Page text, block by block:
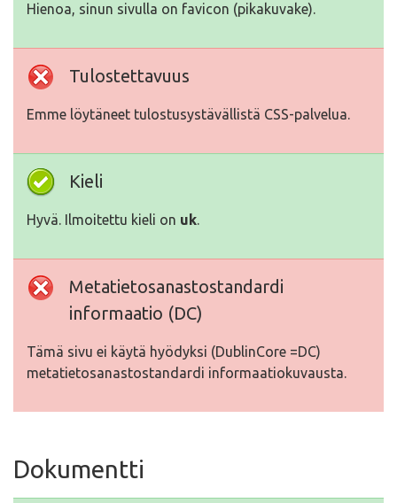
Hienoa, sinun sivulla on favicon (pikakuvake).
Tulostettavuus
Emme löytäneet tulostusystävällistä CSS-palvelua.
Kieli
Hyvä. Ilmoitettu kieli on uk.
Metatietosanastostandardi
informaatio (DC)
Tämä sivu ei käytä hyödyksi (DublinCore =DC)
metatietosanastostandardi informaatiokuvausta.
Dokumentti